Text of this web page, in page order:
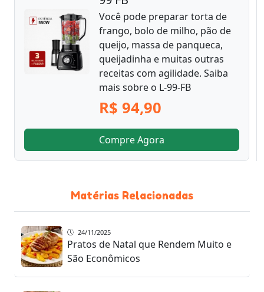
Você pode preparar torta de
frango, bolo de milho, pão de
queijo, massa de panqueca,
queijadinha e muitas outras
receitas com agilidade. Saiba
mais sobre o L-99-FB
R$ 94,90
Compre Agora
Matérias Relacionadas
24/11/2025
Pratos de Natal que Rendem Muito e
São Econômicos